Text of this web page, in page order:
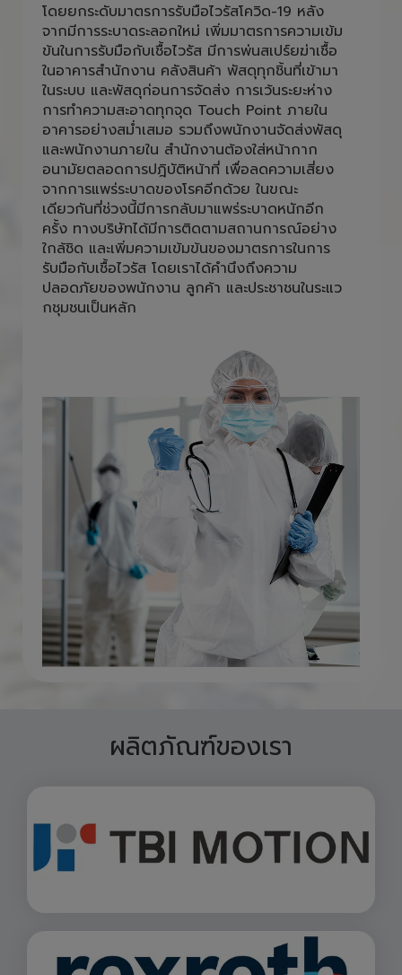
โดยยกระดับมาตรการรับมือไวรัสโควิด-19 หลัง
จากมีการระบาดระลอกใหม่ เพิ่มมาตรการความเข้ม
ข้นในการรับมือกับเชื้อไวรัส มีการพ่นสเปร์ยฆ่าเชื้อ
ในอาคารสำนักงาน คลังสินค้า พัสดุทุกชิ้นที่เข้ามา
ในระบบ และพัสดุก่อนการจัดส่ง การเว้นระยะห่าง
การทำความสะอาดทุกจุด Touch Point ภายใน
อาคารอย่างสม่ำเสมอ รวมถึงพนักงานจัดส่งพัสดุ
และพนักงานภายใน สำนักงานต้องใส่หน้ากาก
อนามัยตลอดการปฎิบัติหน้าที่ เพื่อลดความเสี่ยง
จากการแพร่ระบาดของโรคอีกด้วย ในขณะ
เดียวกันที่ช่วงนี้มีการกลับมาแพร่ระบาดหนักอีก
ครั้ง ทางบริษัทได้มีการติดตามสถานการณ์อย่าง
ใกล้ชิด และเพิ่มความเข้มข้นของมาตรการในการ
รับมือกับเชื้อไวรัส โดยเราได้คำนึงถึงความ
ปลอดภัยของพนักงาน ลูกค้า และประชาชนในระแว
กชุมชนเป็นหลัก
ผลิตภัณฑ์ของเรา